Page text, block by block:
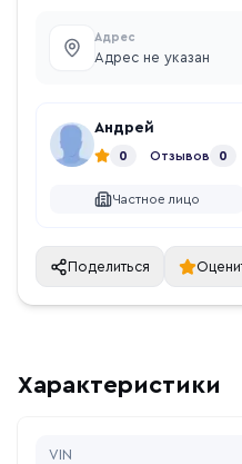
Адрес
Адрес не указан
Андрей
0 Отзывов 0
Частное лицо
Поделиться
Характеристики
VIN